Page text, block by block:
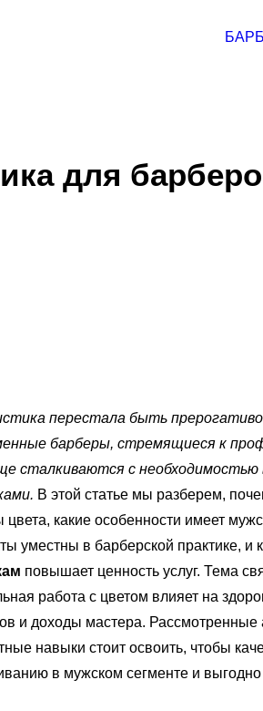
для
перестала быть
барберы, стремящиеся к
сталкиваются с
В этой статье мы разберем,
цвета, какие особенности имеет
уместны в барберской практике, и
повышает ценность услуг. Тема
работа с цветом влияет на
и доходы мастера. Рассмотренные
навыки стоит освоить, чтобы
в мужском сегменте и